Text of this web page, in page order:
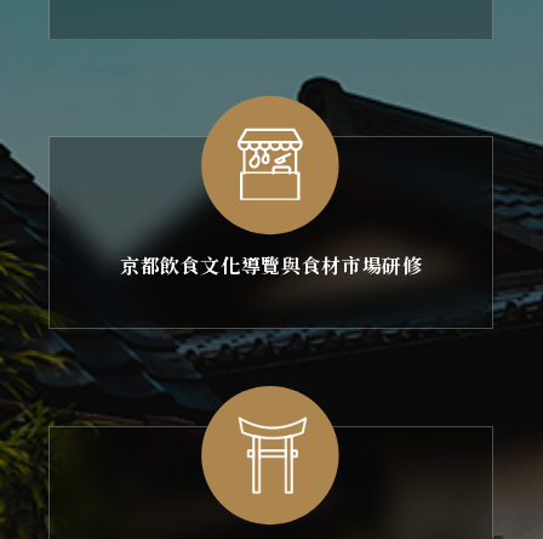
京都飲食文化導覽與食材市場研修